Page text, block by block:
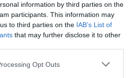
information by third parties on the
participants. This information may
to third parties on the IAB’s List of
that may further disclose it to other
Opt Outs